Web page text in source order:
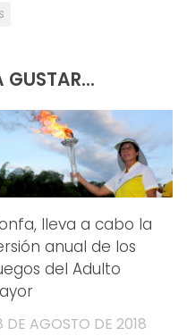
GUSTAR...
lleva a cabo la
anual de los
del Adulto
DE AGOSTO DE 2018